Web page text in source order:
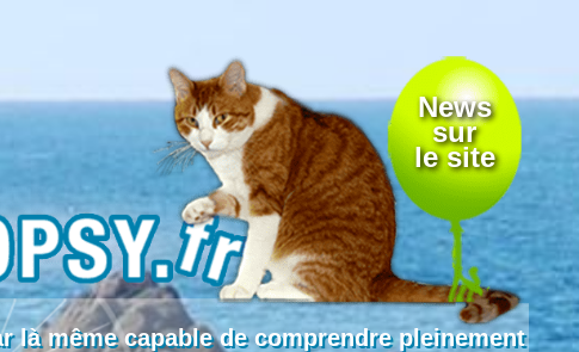
News
sur
le site
même capable de comprendre pleinement